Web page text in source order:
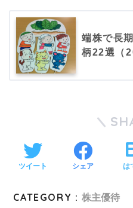
端株で長
柄22選（
ツイート シェア は
CATEGORY : 株主優待